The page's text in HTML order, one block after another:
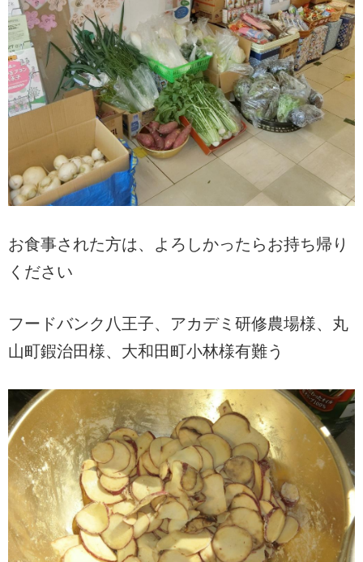
お食事された方は、よろしかったらお持ち帰り
ください
フードバンク八王子、アカデミ研修農場様、丸
山町鍜治田様、大和田町小林様有難う